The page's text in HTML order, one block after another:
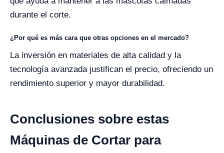
durante el corte.
¿Por qué es más cara que otras opciones en el mercado?
La inversión en materiales de alta calidad y la
tecnología avanzada justifican el precio, ofreciendo un
rendimiento superior y mayor durabilidad.
Conclusiones sobre estas
Máquinas de Cortar para